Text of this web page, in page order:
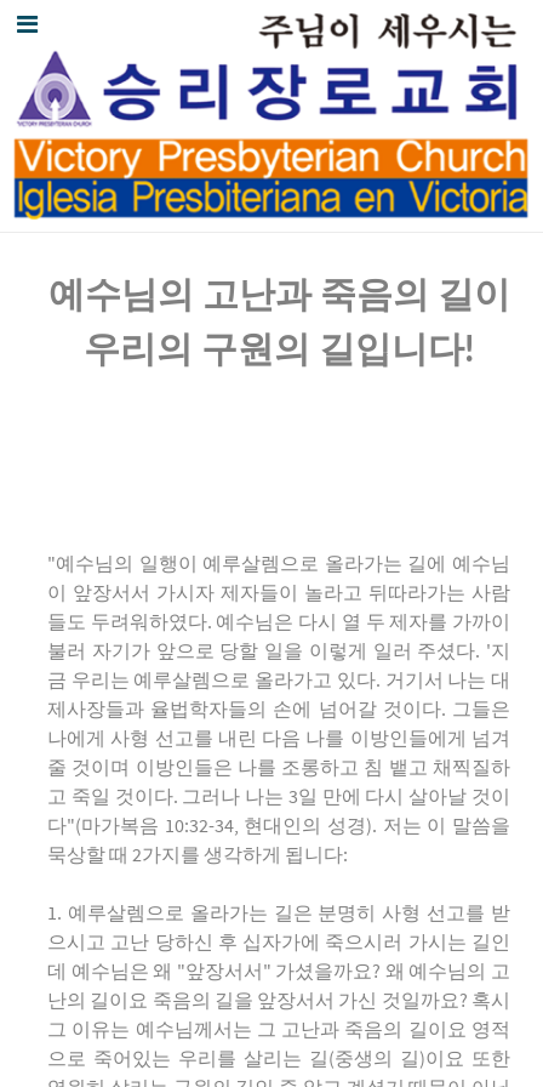
예수님의 고난과 죽음의 길이
우리의 구원의 길입니다!
"예수님의 일행이 예루살렘으로 올라가는 길에 예수님
이 앞장서서 가시자 제자들이 놀라고 뒤따라가는 사람
들도 두려워하였다. 예수님은 다시 열 두 제자를 가까이
불러 자기가 앞으로 당할 일을 이렇게 일러 주셨다. '지
금 우리는 예루살렘으로 올라가고 있다. 거기서 나는 대
제사장들과 율법학자들의 손에 넘어갈 것이다. 그들은
나에게 사형 선고를 내린 다음 나를 이방인들에게 넘겨
줄 것이며 이방인들은 나를 조롱하고 침 뱉고 채찍질하
고 죽일 것이다. 그러나 나는 3일 만에 다시 살아날 것이
다"(마가복음 10:32-34, 현대인의 성경). 저는 이 말씀을
묵상할 때 2가지를 생각하게 됩니다:
1. 예루살렘으로 올라가는 길은 분명히 사형 선고를 받
으시고 고난 당하신 후 십자가에 죽으시러 가시는 길인
데 예수님은 왜 "앞장서서" 가셨을까요? 왜 예수님의 고
난의 길이요 죽음의 길을 앞장서서 가신 것일까요? 혹시
그 이유는 예수님께서는 그 고난과 죽음의 길이요 영적
으로 죽어있는 우리를 살리는 길(중생의 길)이요 또한